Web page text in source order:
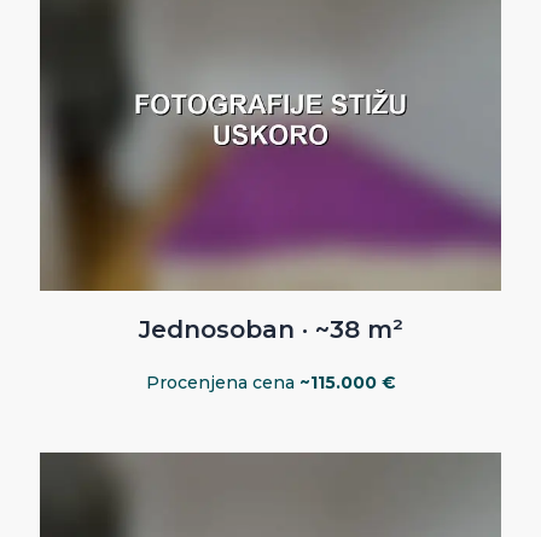
Jednosoban · ~38 m²
Procenjena cena ~115.000 €